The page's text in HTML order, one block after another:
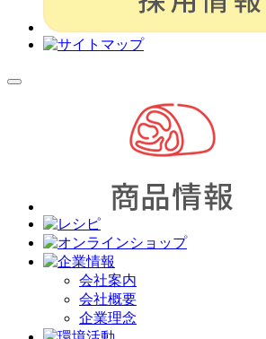
メ
会社案内
会社概要
企業理念